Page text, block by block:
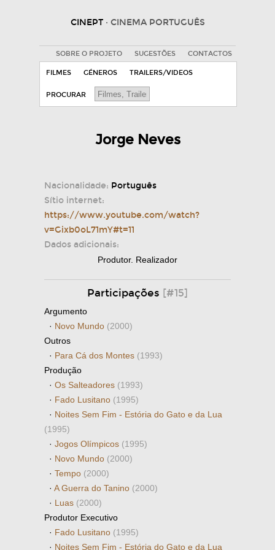
CINEPT · CINEMA PORTUGUÊS
SOBRE O PROJETO SUGESTÕES CONTACTOS
FILMES GÉNEROS TRAILERS/VIDEOS
PROCURAR
Jorge Neves
Nacionalidade: Português
Sítio internet:
https://www.youtube.com/watch?
v=Gixb0oL71mY#t=11
Dados adicionais:
Produtor. Realizador
Participações [#15]
Argumento
· Novo Mundo (2000)
Outros
· Para Cá dos Montes (1993)
Produção
· Os Salteadores (1993)
· Fado Lusitano (1995)
· Noites Sem Fim - Estória do Gato e da Lua
(1995)
· Jogos Olímpicos (1995)
· Novo Mundo (2000)
· Tempo (2000)
· A Guerra do Tanino (2000)
· Luas (2000)
Produtor Executivo
· Fado Lusitano (1995)
· Noites Sem Fim - Estória do Gato e da Lua